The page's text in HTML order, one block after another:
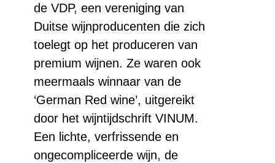
de VDP, een vereniging van
Duitse wijnproducenten die zich
toelegt op het produceren van
premium wijnen. Ze waren ook
meermaals winnaar van de
‘German Red wine’, uitgereikt
door het wijntijdschrift VINUM.
Een lichte, verfrissende en
ongecompliceerde wijn, de